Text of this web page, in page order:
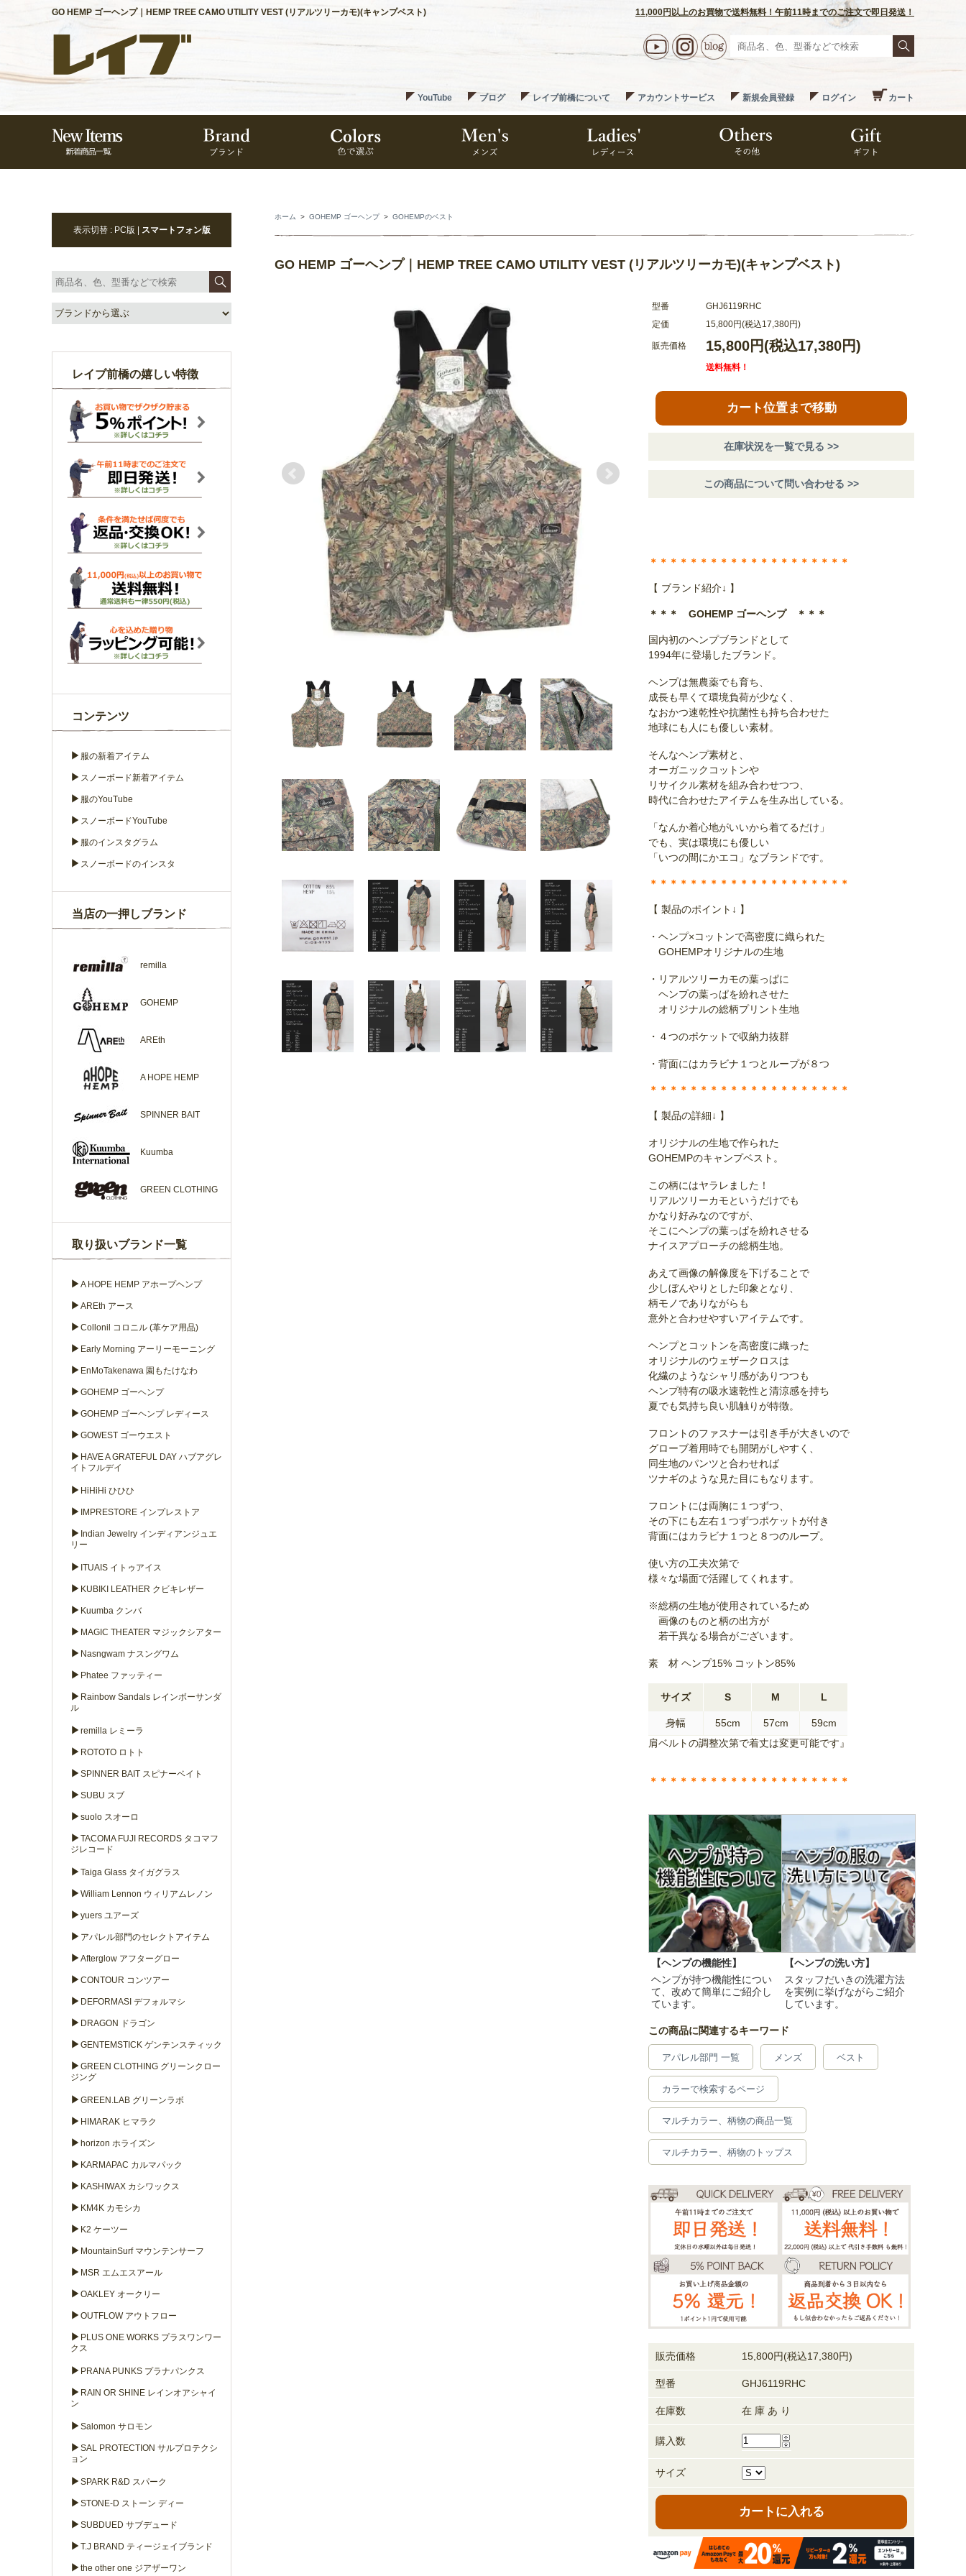
GO HEMP ゴーヘンプ｜HEMP TREE CAMO UTILITY VEST (リアルツリーカモ)(キャンプベスト) 11,000円以上のお買物で送料無料！午前11時までのご注文で即日発送！
YouTube ブログ レイブ前橋について アカウントサービス 新規会員登録 ログイン カート
ホーム > GOHEMP ゴーヘンプ > GOHEMPのベスト
GO HEMP ゴーヘンプ｜HEMP TREE CAMO UTILITY VEST (リアルツリーカモ)(キャンプベスト)
型番
GHJ6119RHC
定価
15,800円(税込17,380円)
販売価格 15,800円(税込17,380円)
送料無料！
カート位置まで移動
在庫状況を一覧で見る >>
この商品について問い合わせる >>
＊＊＊＊＊＊＊＊＊＊＊＊＊＊＊＊＊＊＊＊
【 ブランド紹介↓ 】
＊＊＊ GOHEMP ゴーヘンプ ＊＊＊
国内初のヘンプブランドとして
1994年に登場したブランド。
ヘンプは無農薬でも育ち、
成長も早くて環境負荷が少なく、
なおかつ速乾性や抗菌性も持ち合わせた
地球にも人にも優しい素材。
そんなヘンプ素材と、
オーガニックコットンや
リサイクル素材を組み合わせつつ、
時代に合わせたアイテムを生み出している。
「なんか着心地がいいから着てるだけ」
でも、実は環境にも優しい
「いつの間にかエコ」なブランドです。
＊＊＊＊＊＊＊＊＊＊＊＊＊＊＊＊＊＊＊＊
【 製品のポイント↓ 】
・ヘンプ×コットンで高密度に織られた
GOHEMPオリジナルの生地
・リアルツリーカモの葉っぱに
ヘンプの葉っぱを紛れさせた
オリジナルの総柄プリント生地
・４つのポケットで収納力抜群
・背面にはカラビナ１つとループが８つ
＊＊＊＊＊＊＊＊＊＊＊＊＊＊＊＊＊＊＊＊
【 製品の詳細↓ 】
オリジナルの生地で作られた
GOHEMPのキャンプベスト。
この柄にはヤラレました！
リアルツリーカモというだけでも
かなり好みなのですが、
そこにヘンプの葉っぱを紛れさせる
ナイスアプローチの総柄生地。
あえて画像の解像度を下げることで
少しぼんやりとした印象となり、
柄モノでありながらも
意外と合わせやすいアイテムです。
ヘンプとコットンを高密度に織った
オリジナルのウェザークロスは
化繊のようなシャリ感がありつつも
ヘンプ特有の吸水速乾性と清涼感を持ち
夏でも気持ち良い肌触りが特徴。
フロントのファスナーは引き手が大きいので
グローブ着用時でも開閉がしやすく、
同生地のパンツと合わせれば
ツナギのような見た目にもなります。
フロントには両胸に１つずつ、
その下にも左右１つずつポケットが付き
背面にはカラビナ１つと８つのループ。
使い方の工夫次第で
様々な場面で活躍してくれます。
※総柄の生地が使用されているため
画像のものと柄の出方が
若干異なる場合がございます。
素 材 ヘンプ15% コットン85%
サイズ S M L
身幅 55cm 57cm
59cm
肩ベルトの調整次第で着丈は変更可能です』
＊＊＊＊＊＊＊＊＊＊＊＊＊＊＊＊＊＊＊＊
【ヘンプの機能性】
ヘンプが持つ機能性につい
て、改めて簡単にご紹介し
ています。
【ヘンプの洗い方】
スタッフだいきの洗濯方法
を実例に挙げながらご紹介
しています。
この商品に関連するキーワード
アパレル部門 一覧 メンズ ベスト
カラーで検索するページ
マルチカラー、柄物の商品一覧
マルチカラー、柄物のトップス
販売価格 15,800円(税込17,380円)
型番 GHJ6119RHC
在庫数 在 庫 あ り
購入数
サイズ
カートに入れる
表示切替 : PC版 | スマートフォン版
レイブ前橋の嬉しい特徴
コンテンツ
▶ 服の新着アイテム
▶ スノーボード新着アイテム
▶ 服のYouTube
▶ スノーボードYouTube
▶ 服のインスタグラム
▶ スノーボードのインスタ
当店の一押しブランド
remilla
GOHEMP
AREth
A HOPE HEMP
SPINNER BAIT
Kuumba
GREEN CLOTHING
取り扱いブランド一覧
▶ A HOPE HEMP アホープヘンプ
▶ AREth アース
▶ Collonil コロニル (革ケア用品)
▶ Early Morning アーリーモーニング
▶ EnMoTakenawa 園もたけなわ
▶ GOHEMP ゴーヘンプ
▶ GOHEMP ゴーヘンプ レディース
▶ GOWEST ゴーウエスト
▶ HAVE A GRATEFUL DAY ハブアグレ
イトフルデイ
▶ HiHiHi ひひひ
▶ IMPRESTORE インプレストア
▶ Indian Jewelry インディアンジュエ
リー
▶ ITUAIS イトゥアイス
▶ KUBIKI LEATHER クビキレザー
▶ Kuumba クンバ
▶ MAGIC THEATER マジックシアター
▶ Nasngwam ナスングワム
▶ Phatee ファッティー
▶ Rainbow Sandals レインボーサンダ
ル
▶ remilla レミーラ
▶ ROTOTO ロトト
▶ SPINNER BAIT スピナーベイト
▶ SUBU スブ
▶ suolo スオーロ
▶ TACOMA FUJI RECORDS タコマフ
ジレコード
▶ Taiga Glass タイガグラス
▶ William Lennon ウィリアムレノン
▶ yuers ユアーズ
▶ アパレル部門のセレクトアイテム
▶ Afterglow アフターグロー
▶ CONTOUR コンツアー
▶ DEFORMASI デフォルマシ
▶ DRAGON ドラゴン
▶ GENTEMSTICK ゲンテンスティック
▶ GREEN CLOTHING グリーンクロー
ジング
▶ GREEN.LAB グリーンラボ
▶ HIMARAK ヒマラク
▶ horizon ホライズン
▶ KARMAPAC カルマパック
▶ KASHIWAX カシワックス
▶ KM4K カモシカ
▶ K2 ケーツー
▶ MountainSurf マウンテンサーフ
▶ MSR エムエスアール
▶ OAKLEY オークリー
▶ OUTFLOW アウトフロー
▶ PLUS ONE WORKS プラスワンワー
クス
▶ PRANA PUNKS プラナパンクス
▶ RAIN OR SHINE レインオアシャイ
ン
▶ Salomon サロモン
▶ SAL PROTECTION サルプロテクシ
ョン
▶ SPARK R&D スパーク
▶ STONE-D ストーン ディー
▶ SUBDUED サブデュード
▶ T.J BRAND ティージェイブランド
▶ the other one ジアザーワン